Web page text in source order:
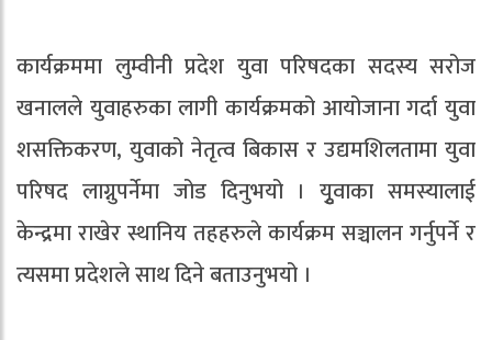
कार्यक्रममा लुम्वीनी प्रदेश युवा परिषदका सदस्य सरोज
खनालले युवाहरुका लागी कार्यक्रमको आयोजाना गर्दा युवा
शसक्तिकरण, युवाको नेतृत्व बिकास र उद्यमशिलतामा युवा
परिषद लाग्नुपर्नेमा जोड दिनुभयो । यृुवाका समस्यालाई
केन्द्रमा राखेर स्थानिय तहहरुले कार्यक्रम सञ्चालन गर्नुपर्ने र
त्यसमा प्रदेशले साथ दिने बताउनुभयो ।